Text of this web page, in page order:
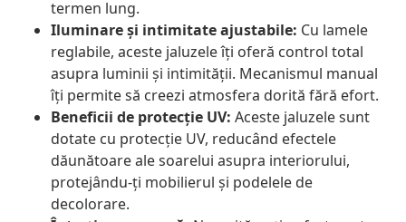
termen lung.
Iluminare și intimitate ajustabile: Cu lamele
reglabile, aceste jaluzele îți oferă control total
asupra luminii și intimității. Mecanismul manual
îți permite să creezi atmosfera dorită fără efort.
Beneficii de protecție UV: Aceste jaluzele sunt
dotate cu protecție UV, reducând efectele
dăunătoare ale soarelui asupra interiorului,
protejându-ți mobilierul și podelele de
decolorare.